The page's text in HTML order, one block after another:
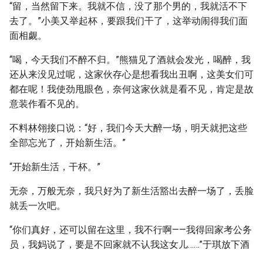
“留，当然留下来。我就不信，没了那个男的，我就活不下
去了。”小美又举起杯，要跟我们干了，这举动闹得我们面
面相觑。
“喝，今天我们不醉不归。”熊猫见了酒就会发光，喝醉，我
还从来没见过呢，这家伙存心是想看我出丑啊，这美女们可
都在呢！我使劲甩眼色，奈何这家伙就是看不见，肯定是故
意装作看不见的。
不料林翎接口说：“好，我们今天大醉一场，明天就把这些
全部忘光了，开始新生活。”
“开始新生活，干杯。”
无奈，万般无奈，我只好为了新生活豁出去醉一场了，丢脸
就丢一次吧。
“你们真好，还可以留在这里，我不行啊——我得回家考公务
员，我妈说了，要是不回家就不认我这女儿……”于琪放下酒